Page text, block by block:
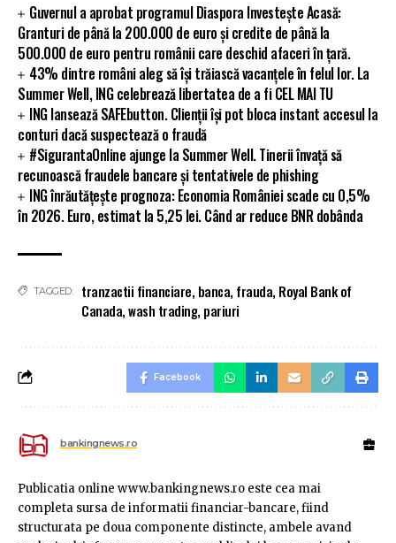
Guvernul a aprobat programul Diaspora Investește Acasă:
Granturi de până la 200.000 de euro și credite de până la
500.000 de euro pentru românii care deschid afaceri în țară.
43% dintre români aleg să își trăiască vacanțele în felul lor. La
Summer Well, ING celebrează libertatea de a fi CEL MAI TU
ING lansează SAFEbutton. Clienții își pot bloca instant accesul la
conturi dacă suspectează o fraudă
#SigurantaOnline ajunge la Summer Well. Tinerii învață să
recunoască fraudele bancare și tentativele de phishing
ING înrăutățește prognoza: Economia României scade cu 0,5%
în 2026. Euro, estimat la 5,25 lei. Când ar reduce BNR dobânda
TAGGED: tranzactii financiare, banca, frauda, Royal Bank of
Canada,wash trading, pariuri
Facebook
bankingnews.ro
Publicatia online www.bankingnews.ro este cea mai
completa sursa de informatii financiar-bancare, fiind
structurata pe doua componente distincte, ambele avand